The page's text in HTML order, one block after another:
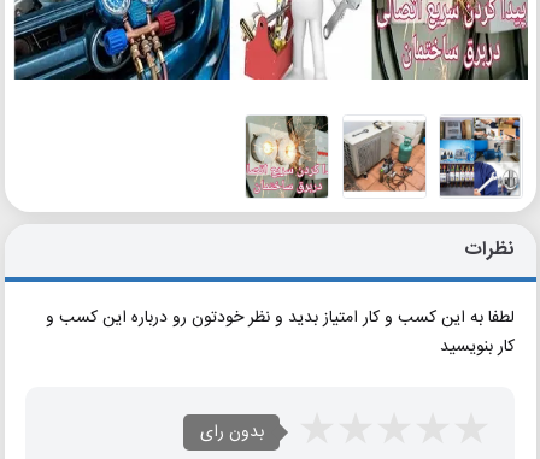
نظرات
لطفا به این کسب و کار امتیاز بدید و نظر خودتون رو درباره این کسب و
کار بنویسید
بدون رای